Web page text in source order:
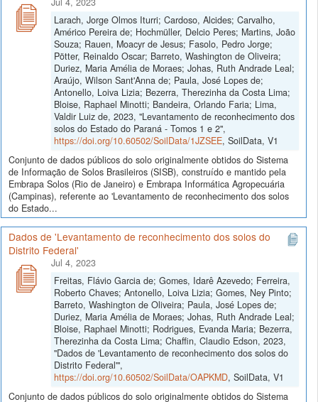
Larach, Jorge Olmos Iturri; Cardoso, Alcides; Carvalho,
Américo Pereira de; Hochmüller, Delcio Peres; Martins, João
Souza; Rauen, Moacyr de Jesus; Fasolo, Pedro Jorge;
Pötter, Reinaldo Oscar; Barreto, Washington de Oliveira;
Duriez, Maria Amélia de Moraes; Johas, Ruth Andrade Leal;
Araújo, Wilson Sant'Anna de; Paula, José Lopes de;
Antonello, Loiva Lizia; Bezerra, Therezinha da Costa Lima;
Bloise, Raphael Minotti; Bandeira, Orlando Faria; Lima,
Valdir Luiz de, 2023, "Levantamento de reconhecimento dos
solos do Estado do Paraná - Tomos 1 e 2",
https://doi.org/10.60502/SoilData/1JZSEE, SoilData, V1
Conjunto de dados públicos do solo originalmente obtidos do Sistema
de Informação de Solos Brasileiros (SISB), construído e mantido pela
Embrapa Solos (Rio de Janeiro) e Embrapa Informática Agropecuária
(Campinas), referente ao 'Levantamento de reconhecimento dos solos
do Estado...
Dados de 'Levantamento de reconhecimento dos solos do
Distrito Federal'
Jul 4, 2023
Freitas, Flávio Garcia de; Gomes, Idarê Azevedo; Ferreira,
Roberto Chaves; Antonello, Loiva Lizia; Gomes, Ney Pinto;
Barreto, Washington de Oliveira; Paula, José Lopes de;
Duriez, Maria Amélia de Moraes; Johas, Ruth Andrade Leal;
Bloise, Raphael Minotti; Rodrigues, Evanda Maria; Bezerra,
Therezinha da Costa Lima; Chaffin, Claudio Edson, 2023,
"Dados de 'Levantamento de reconhecimento dos solos do
Distrito Federal'",
https://doi.org/10.60502/SoilData/OAPKMD, SoilData, V1
Conjunto de dados públicos do solo originalmente obtidos do Sistema